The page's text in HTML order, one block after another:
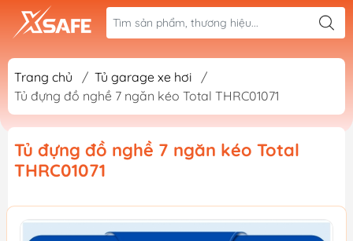
Trang chủ / Tủ garage xe hơi
/
Tủ đựng đồ nghề 7 ngăn kéo Total THRC01071
Tủ đựng đồ nghề 7 ngăn kéo Total
THRC01071